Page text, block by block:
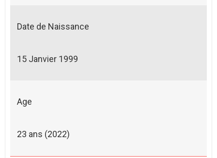
Date de Naissance
15 Janvier 1999
Age
23 ans (2022)